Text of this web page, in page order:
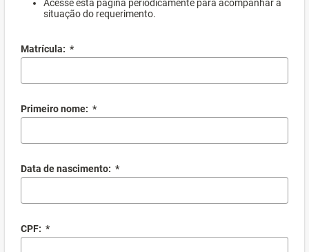
Acesse esta página periodicamente para acompanhar a
situação do requerimento.
Matrícula: *
Primeiro nome: *
Data de nascimento: *
CPF: *